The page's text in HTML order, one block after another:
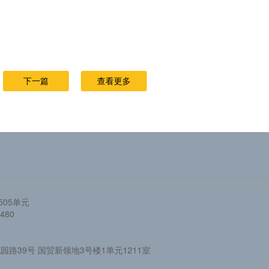
下一篇 查看更多
单元
路39号 国贸新领地3号楼1单元1211室